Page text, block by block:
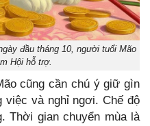
đầu tháng 10, người tuổi Mão
Hội hỗ trợ.
cũng cần chú ý giữ gìn
và nghỉ ngơi. Chế độ
Thời gian chuyển mùa là